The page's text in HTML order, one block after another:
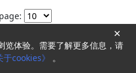
byHyperKitty
览体验。需要了解更多信息，请
于cookies》 。
×